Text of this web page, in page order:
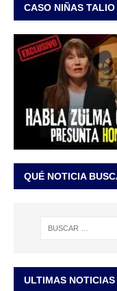
CASO NIÑAS
QUÉ NOTICIA
ULTIMAS NOTICIAS